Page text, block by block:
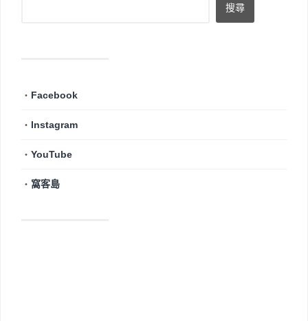
・ Facebook
・ Instagram
・ YouTube
・ 窩客島